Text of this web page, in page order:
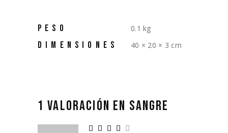
PESO 0.1 kg
DIMENSIONES 40 × 20 × 3 cm
1 VALORACIÓN EN SANGRE